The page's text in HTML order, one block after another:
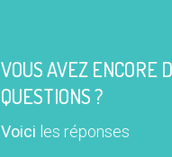
VOUS AVEZ ENCORE
QUESTIONS ?
Voici les réponses